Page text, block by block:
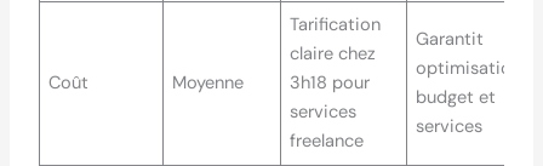
Coût Moyenne
Tarification
claire chez
3h18 pour
services
freelance
Garantit
optimisation
budget et
services